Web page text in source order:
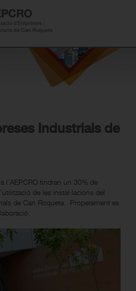
Industrials de
l’AEPCRO tindran un 30% de
de les instal·lacions del
de Can Roqueta . Properament es